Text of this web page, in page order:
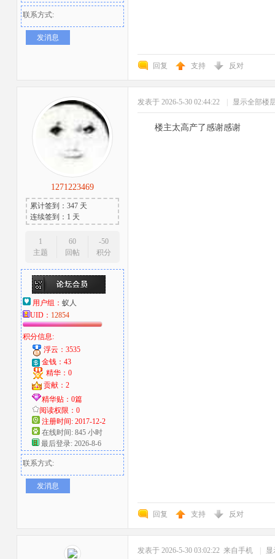
联系方式:
发消息
回复 支持 反对
1271223469
累计签到：347 天
连续签到：1 天
1
主题
60
回帖
-50
积分
用户组： 蚁人
UID： 12854
积分信息:
浮云：3535
金钱：43
精华：0
贡献：2
精华贴：0篇
阅读权限：0
注册时间: 2017-12-2
在线时间: 845 小时
最后登录: 2026-8-6
联系方式:
发消息
发表于 2026-5-30 02:44:22 显示全部楼
楼主太高产了感谢感谢
回复 支持 反对
发表于 2026-5-30 03:02:22 来自手机 显